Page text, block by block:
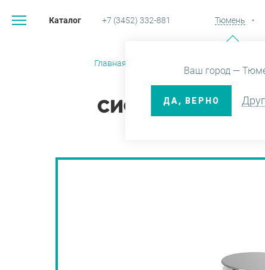
Каталог +7 (3452) 332-881 Тюмень
Ваш город —
ДА, ВЕРНО
Главная Системы
СИФОН A491CR